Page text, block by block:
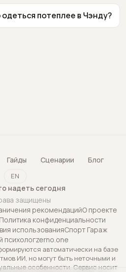
потеплее в Чэнду?
Гайды Сценарии Блог
EN
надеть сегодня
защищены
рекомендацийО проекте
Политика конфиденциальности
использованияСпорт Гараж
психологzerno.one
автоматически на базе
ИИ, но могут быть неточными и
особенности. Сервис носит